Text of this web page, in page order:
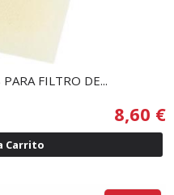
FILTRO DE...
8,60 €
Carrito